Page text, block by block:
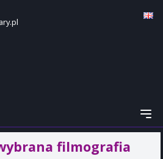
filmografia